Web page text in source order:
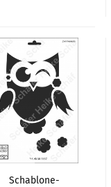
Schablone-